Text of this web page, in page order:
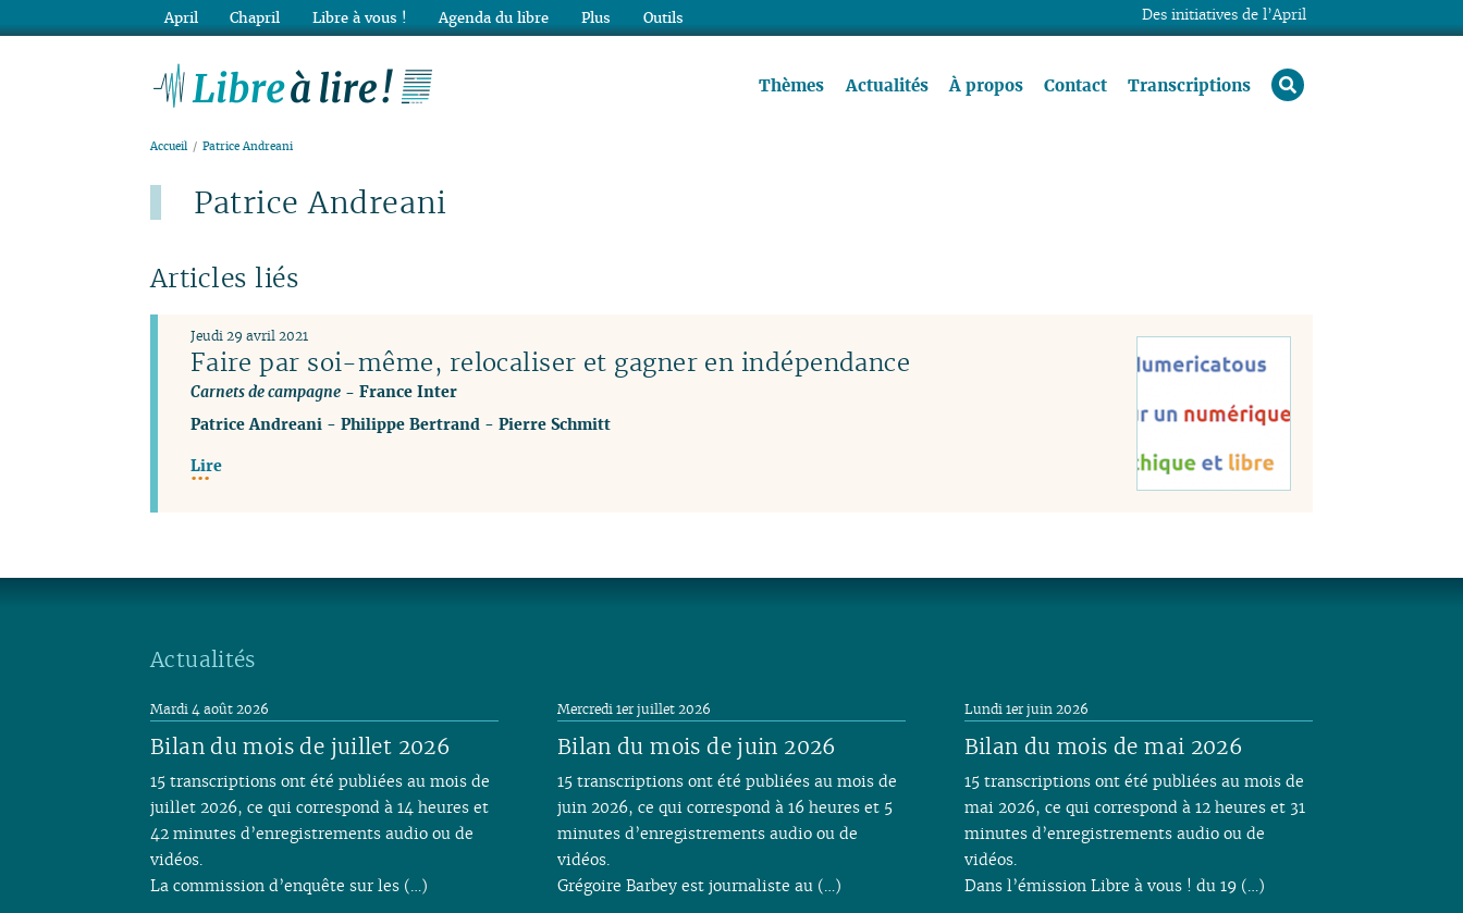
Thèmes Actualités À propos Contact Transcriptions rechercher
Accueil Patrice Andreani
Patrice Andreani
Articles liés
Faire par soi-même, relocaliser et gagner en indépendance
Carnets de campagne- France Inter
Jeudi 29 avril 2021
Patrice Andreani- Philippe Bertrand - Pierre Schmitt
Lire
Actualités
Bilan du mois de juillet 2026
Mardi 4 août 2026
15 transcriptions ont été publiées au mois de
juillet 2026, ce qui correspond à 14 heures et
42 minutes d’enregistrements audio ou de
vidéos.
La commission d’enquête sur les (…)
Bilan du mois de juin 2026
Mercredi 1er juillet 2026
15 transcriptions ont été publiées au mois de
juin 2026, ce qui correspond à 16 heures et 5
minutes d’enregistrements audio ou de
vidéos.
Grégoire Barbey est journaliste au (…)
Bilan du mois de mai 2026
Lundi 1er juin 2026
15 transcriptions ont été publiées au mois de
mai 2026, ce qui correspond à 12 heures et 31
minutes d’enregistrements audio ou de
vidéos.
Dans l’émission Libre à vous ! du 19 (…)
Des initiatives de l’April
April Chapril Libre à vous ! Agenda du libre Plus Outils